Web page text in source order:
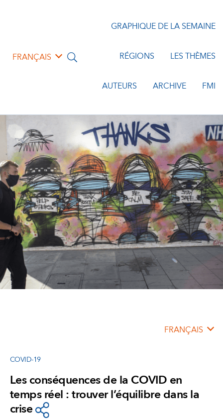
FRANÇAIS
GRAPHIQUE DE LA SEMAINE
RÉGIONS LES THÈMES
AUTEURS ARCHIVE FMI
FRANÇAIS
COVID-19
Les conséquences de la COVID en
temps réel : trouver l’équilibre dans la
crise